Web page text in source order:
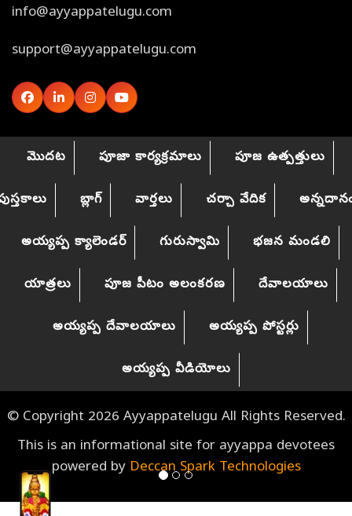
info@ayyappatelugu.com
support@ayyappatelugu.com
మొదట పూజా కార్యక్రమాలు పూజ ఉత్పత్తులు
బ్లాగ్ వార్తలు చర్చా వేదిక
అయ్యప్ప క్యాలెండర్ గురుస్వామి భజన మండలి
యాత్రలు పూజ పీటం అలంకరణ దేవాలయాలు
అయ్యప్ప దేవాలయాలు అయ్యప్ప పోస్టర్లు
అయ్యప్ప వీడియోలు
© Copyright 2026 Ayyappatelugu All Rights Reserved.
This is an informational site for ayyappa devotees
powered by Deccan Spark Technologies